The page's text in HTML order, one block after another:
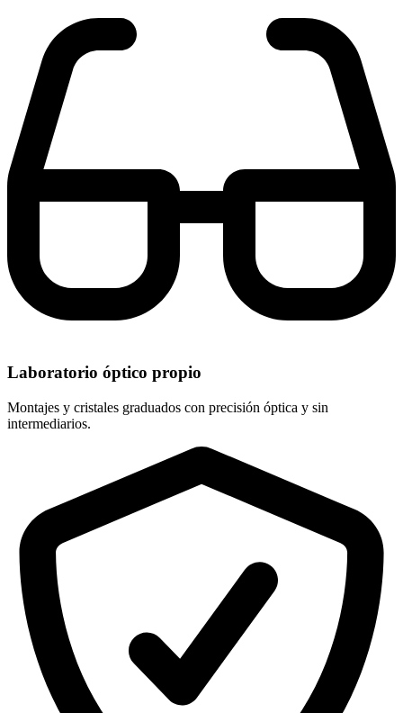
Laboratorio óptico propio
Montajes y cristales graduados con precisión óptica y sin
intermediarios.